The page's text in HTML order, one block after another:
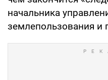
начальника
землепользования и